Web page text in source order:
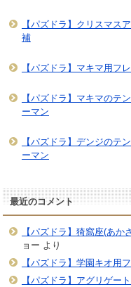
【パズドラ】クリスマス
補
【パズドラ】マキマ用フ
【パズドラ】マキマのテ
ーマン
【パズドラ】デンジのテ
ーマン
最近のコメント
【パズドラ】猗窩座(あ
ョー より
【パズドラ】学園キオ用
【パズドラ】アグリゲー